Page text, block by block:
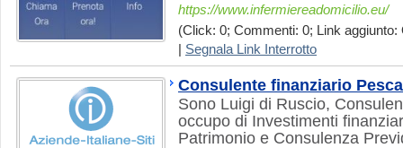
https://www.infermiereadomicilio.eu/
(Click: 0; Commenti: 0; Link aggiunto:
Segnala Link Interrotto
Consulente finanziario
Sono Luigi di Ruscio,
occupo di Investimenti
Patrimonio e Consulenza